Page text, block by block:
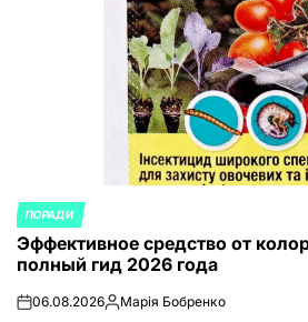
ОПУБЛИКОВАНО
В
ПОРАДИ
Эффективное средство от
полный гид 2026 года
on06.08.2026Запись
Марія Бобренко